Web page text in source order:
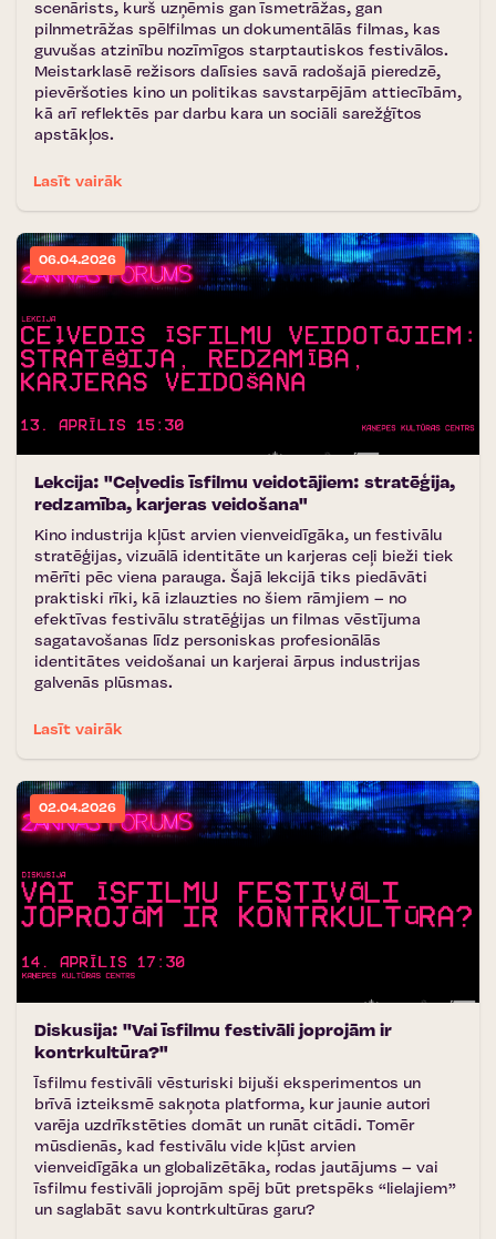
scenārists, kurš uzņēmis gan īsmetrāžas, gan
pilnmetrāžas spēlfilmas un dokumentālās filmas, kas
guvušas atzinību nozīmīgos starptautiskos festivālos.
Meistarklasē režisors dalīsies savā radošajā pieredzē,
pievēršoties kino un politikas savstarpējām attiecībām,
kā arī reflektēs par darbu kara un sociāli sarežģītos
apstākļos.
Lasīt vairāk
06.04.2026
Lekcija: "Ceļvedis īsfilmu veidotājiem: stratēģija,
redzamība, karjeras veidošana"
Kino industrija kļūst arvien vienveidīgāka, un festivālu
stratēģijas, vizuālā identitāte un karjeras ceļi bieži tiek
mērīti pēc viena parauga. Šajā lekcijā tiks piedāvāti
praktiski rīki, kā izlauzties no šiem rāmjiem – no
efektīvas festivālu stratēģijas un filmas vēstījuma
sagatavošanas līdz personiskas profesionālās
identitātes veidošanai un karjerai ārpus industrijas
galvenās plūsmas.
Lasīt vairāk
02.04.2026
Diskusija: ''Vai īsfilmu festivāli joprojām ir
kontrkultūra?"
Īsfilmu festivāli vēsturiski bijuši eksperimentos un
brīvā izteiksmē sakņota platforma, kur jaunie autori
varēja uzdrīkstēties domāt un runāt citādi. Tomēr
mūsdienās, kad festivālu vide kļūst arvien
vienveidīgāka un globalizētāka, rodas jautājums – vai
īsfilmu festivāli joprojām spēj būt pretspēks “lielajiem”
un saglabāt savu kontrkultūras garu?